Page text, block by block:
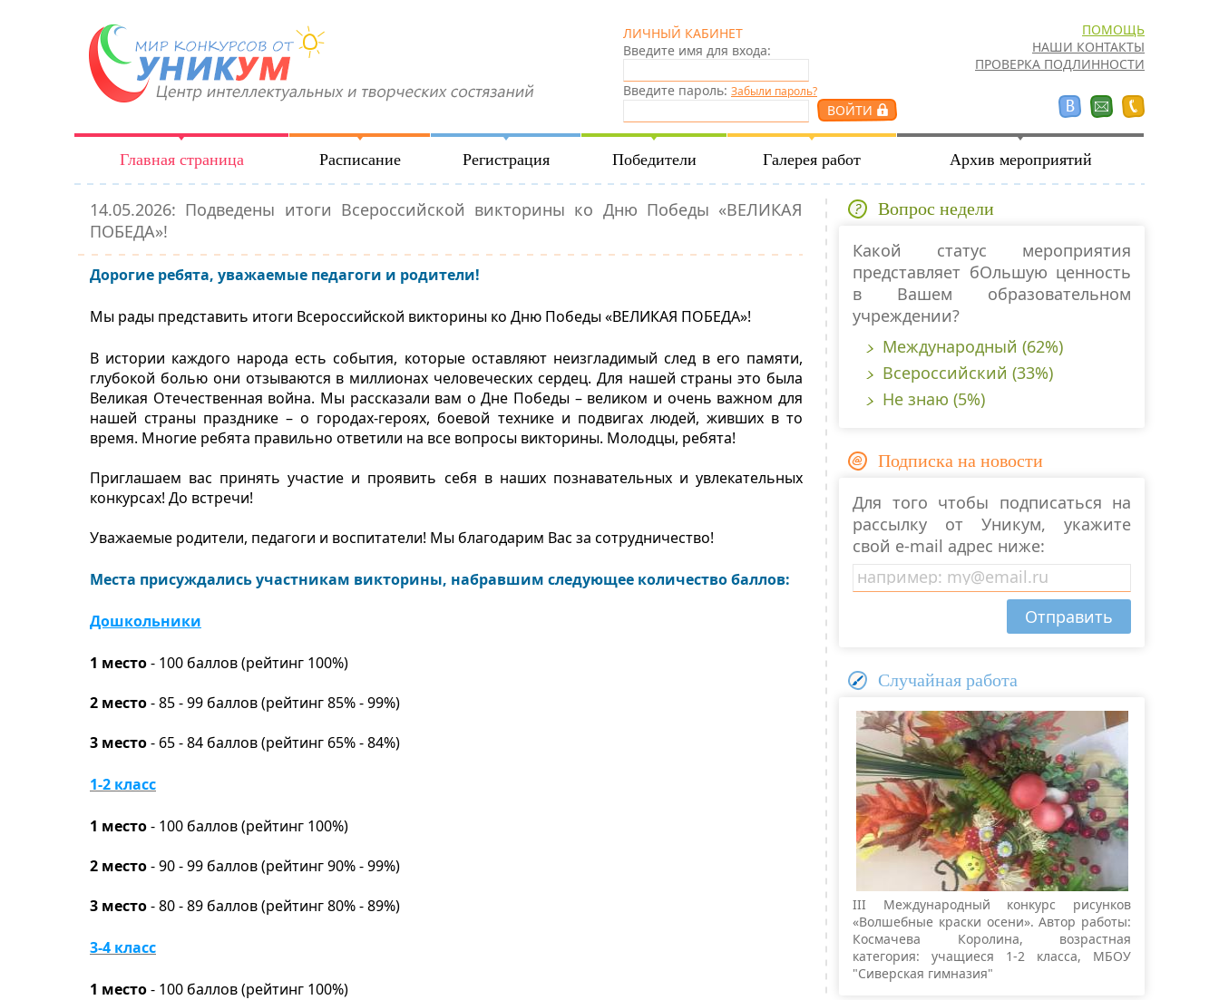
ЛИЧНЫЙ КАБИНЕТ
Введите имя для входа:
Введите пароль: Забыли пароль?
ПОМОЩЬ
НАШИ КОНТАКТЫ
ПРОВЕРКА ПОДЛИННОСТИ
Главная страница Расписание Регистрация Победители Галерея работ Архив мероприятий
14.05.2026: Подведены итоги Всероссийской викторины ко Дню Победы «ВЕЛИКАЯ
ПОБЕДА»!
Дорогие ребята, уважаемые педагоги и родители!
Мы рады представить итоги Всероссийской викторины ко Дню Победы «ВЕЛИКАЯ ПОБЕДА»!
В истории каждого народа есть события, которые оставляют неизгладимый след в его памяти,
глубокой болью они отзываются в миллионах человеческих сердец. Для нашей страны это была
Великая Отечественная война. Мы рассказали вам о Дне Победы – великом и очень важном для
нашей страны празднике – о городах-героях, боевой технике и подвигах людей, живших в то
время. Многие ребята правильно ответили на все вопросы викторины. Молодцы, ребята!
Приглашаем вас принять участие и проявить себя в наших познавательных и увлекательных
конкурсах! До встречи!
Уважаемые родители, педагоги и воспитатели! Мы благодарим Вас за сотрудничество!
Места присуждались участникам викторины, набравшим следующее количество баллов:
Дошкольники
1 место- 100 баллов(рейтинг 100%)
2 место- 85 - 99 баллов (рейтинг 85% - 99%)
3 место- 65 - 84 баллов (рейтинг 65% - 84%)
1-2 класс
1 место- 100 баллов(рейтинг 100%)
2 место- 90 - 99 баллов (рейтинг 90% - 99%)
3 место- 80 - 89 баллов (рейтинг 80% - 89%)
3-4 класс
1 место- 100 баллов(рейтинг 100%)
Вопрос недели
Какой статус мероприятия
представляет бОльшую ценность
в Вашем образовательном
учреждении?
Международный (62%)
Всероссийский (33%)
Не знаю (5%)
Подписка на новости
Для того чтобы подписаться на
рассылку от Уникум, укажите
свой e-mail адрес ниже:
Случайная работа
III Международный конкурс рисунков
«Волшебные краски осени». Автор работы:
Космачева Королина, возрастная
категория: учащиеся 1-2 класса, МБОУ
"Сиверская гимназия"